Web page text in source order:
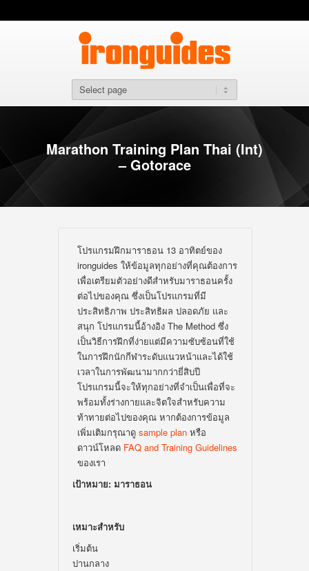
Marathon Training Plan Thai (Int)
– Gotorace
โปรแกรมฝึกมาราธอน 13 อาทิตย์ของ
ironguides ให้ข้อมูลทุกอย่างที่คุณต้องการ
เพื่อเตรียมตัวอย่างดีสำหรับมาราธอนครั้ง
ต่อไปของคุณ ซึ่งเป็นโปรแกรมที่มี
ประสิทธิภาพ ประสิทธิผล ปลอดภัย และ
สนุก โปรแกรมนี้อ้างอิง The Method ซึ่ง
เป็นวิธีการฝึกที่ง่ายแต่มีความซับซ้อนที่ใช้
ในการฝึกนักกีฬาระดับแนวหน้าและได้ใช้
เวลาในการพัฒนามากกว่ายี่สิบปี
โปรแกรมนี้จะให้ทุกอย่างที่จำเป็นเพื่อที่จะ
พร้อมทั้งร่างกายและจิตใจสำหรับความ
ท้าทายต่อไปของคุณ หากต้องการข้อมูล
เพิ่มเติมกรุณาดู sample plan หรือ
ดาวน์โหลด FAQ and Training Guidelines
ของเรา
เป้าหมาย: มาราธอน
เหมาะสำหรับ
เริ่มต้น
ปานกลาง